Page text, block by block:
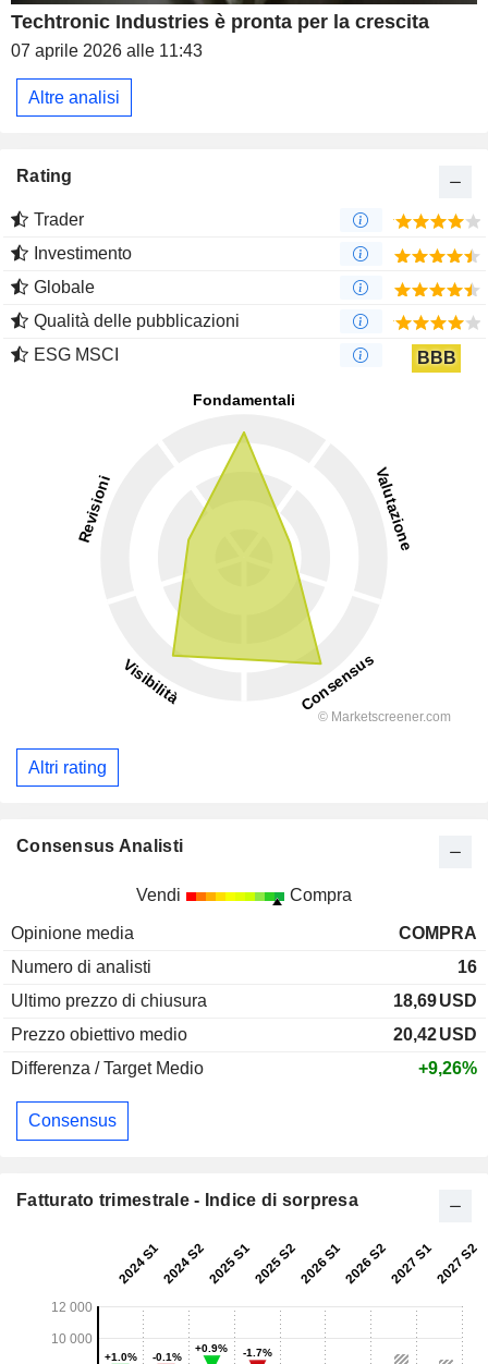
Techtronic Industries è pronta per la crescita
07 aprile 2026 alle 11:43
Altre analisi
Rating
Trader
Investimento
Globale
Qualità delle pubblicazioni
ESG MSCI
BBB
Altri rating
Consensus Analisti
Vendi Compra
Opinione media
COMPRA
Numero di analisti
16
Ultimo prezzo di chiusura
18,69USD
Prezzo obiettivo medio
20,42USD
Differenza / Target Medio
+9,26%
Consensus
Fatturato trimestrale - Indice di sorpresa